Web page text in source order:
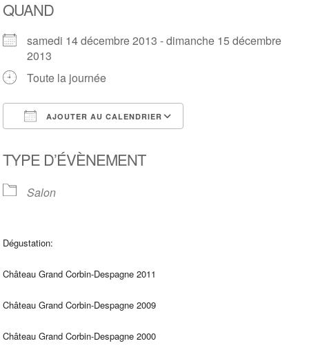
QUAND
samedi 14 décembre 2013 - dimanche 15 décembre
2013
Toute la journée
AJOUTER AU CALENDRIER
TYPE D’ÉVÈNEMENT
Salon
Dégustation:
Château Grand Corbin-Despagne 2011
Château Grand Corbin-Despagne 2009
Château Grand Corbin-Despagne 2000